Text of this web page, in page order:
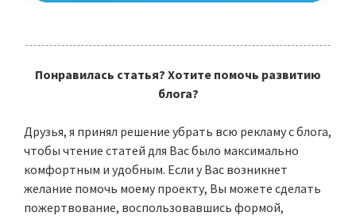
Понравилась статья? Хотите помочь развитию
блога?
Друзья, я принял решение убрать всю рекламу с блога,
чтобы чтение статей для Вас было максимально
комфортным и удобным. Если у Вас возникнет
желание помочь моему проекту, Вы можете сделать
пожертвование, воспользовавшись формой,